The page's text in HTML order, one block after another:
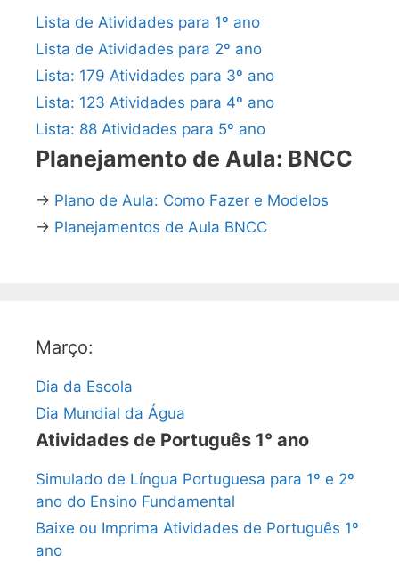
Lista de Atividades para 1º ano
Lista de Atividades para 2º ano
Lista: 179 Atividades para 3º ano
Lista: 123 Atividades para 4º ano
Lista: 88 Atividades para 5º ano
Planejamento de Aula: BNCC
→ Plano de Aula: Como Fazer e Modelos
→ Planejamentos de Aula BNCC
Março:
Dia da Escola
Dia Mundial da Água
Atividades de Português 1° ano
Simulado de Língua Portuguesa para 1º e 2º
ano do Ensino Fundamental
Baixe ou Imprima Atividades de Português 1º
ano